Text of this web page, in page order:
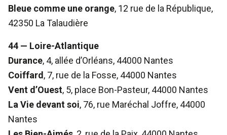
Bleue comme une orange, 12 rue de la République,
42350 La Talaudière
44 — Loire-Atlantique
Durance, 4, allée d’Orléans, 44000 Nantes
Coiffard, 7, rue de la Fosse, 44000 Nantes
Vent d’Ouest, 5, place Bon-Pasteur, 44000 Nantes
La Vie devant soi, 76, rue Maréchal Joffre, 44000
Nantes